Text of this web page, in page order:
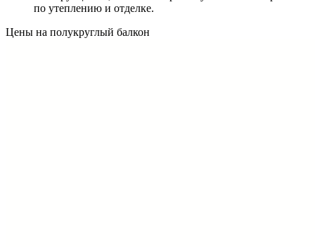
по утеплению и отделке.
Цены на полукруглый балкон